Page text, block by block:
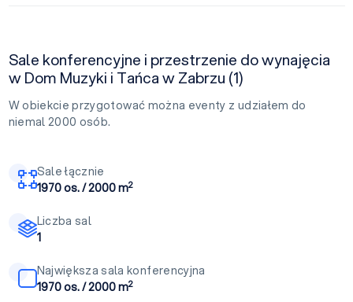
Sale konferencyjne i przestrzenie do wynajęcia
w Dom Muzyki i Tańca w Zabrzu (1)
W obiekcie przygotować można eventy z udziałem do
niemal 2000 osób.
Sale łącznie
1970 os. / 2000 m2
Liczba sal
1
Największa sala konferencyjna
1970 os. / 2000 m2